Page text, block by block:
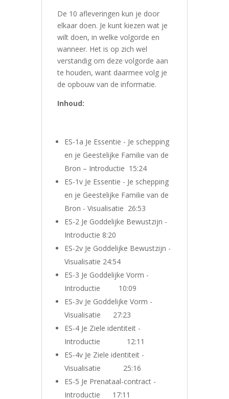
De 10 afleveringen kun je door
elkaar doen. Je kunt kiezen wat je
wilt doen, in welke volgorde en
wanneer. Het is op zich wel
verstandig om deze volgorde aan
te houden, want daarmee volg je
de opbouw van de informatie.
Inhoud:
ES-1a Je Essentie - Je schepping
en je Geestelijke Familie van de
Bron – Introductie 15:24
ES-1v Je Essentie - Je schepping
en je Geestelijke Familie van de
Bron - Visualisatie 26:53
ES-2 Je Goddelijke Bewustzijn -
Introductie 8:20
ES-2v Je Goddelijke Bewustzijn -
Visualisatie 24:54
ES-3 Je Goddelijke Vorm -
Introductie 10:09
ES-3v Je Goddelijke Vorm -
Visualisatie 27:23
ES-4 Je Ziele identiteit -
Introductie 12:11
ES-4v Je Ziele identiteit -
Visualisatie 25:16
ES-5 Je Prenataal-contract -
Introductie 17:11